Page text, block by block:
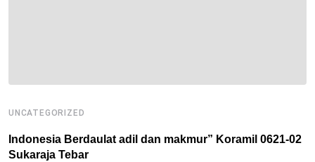
UNCATEGORIZED
Indonesia Berdaulat adil dan makmur” Koramil 0621-02
Sukaraja Tebar